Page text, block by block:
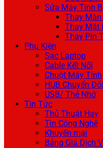
Sửa Máy Tính
Thay
Thay Mặt
Thay Pin
Phụ Kiện
Sạc Laptop
Cable Kết Nối
Chuột Máy Tính
HUB Chuyển Đổi
USB/ Thẻ Nhớ
Tin Tức
Thủ Thuật Hay
Tin Công Nghệ
Khuyến mại
Bảng Giá Dịch